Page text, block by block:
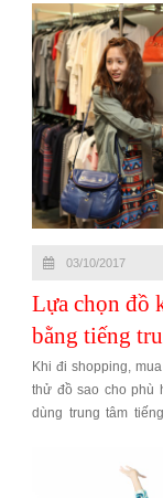
03/10/2017
Lựa chọn đồ
bằng tiếng
Khi đi shopping,
thử đồ sao cho phù
dùng trung tâm